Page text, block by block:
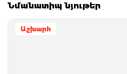
Նմանատիպ նյութեր
Աշխարհ